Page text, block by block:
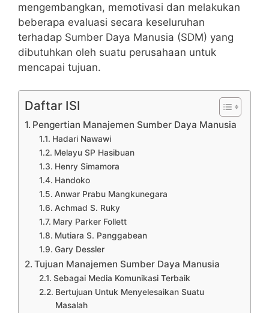
mengembangkan, memotivasi dan melakukan
beberapa evaluasi secara keseluruhan
terhadap Sumber Daya Manusia (SDM) yang
dibutuhkan oleh suatu perusahaan untuk
mencapai tujuan.
Daftar ISI
Pengertian Manajemen Sumber Daya Manusia
Hadari Nawawi
Melayu SP Hasibuan
Henry Simamora
Handoko
Anwar Prabu Mangkunegara
Achmad S. Ruky
Mary Parker Follett
Mutiara S. Panggabean
Gary Dessler
Tujuan Manajemen Sumber Daya Manusia
Sebagai Media Komunikasi Terbaik
Bertujuan Untuk Menyelesaikan Suatu
Masalah